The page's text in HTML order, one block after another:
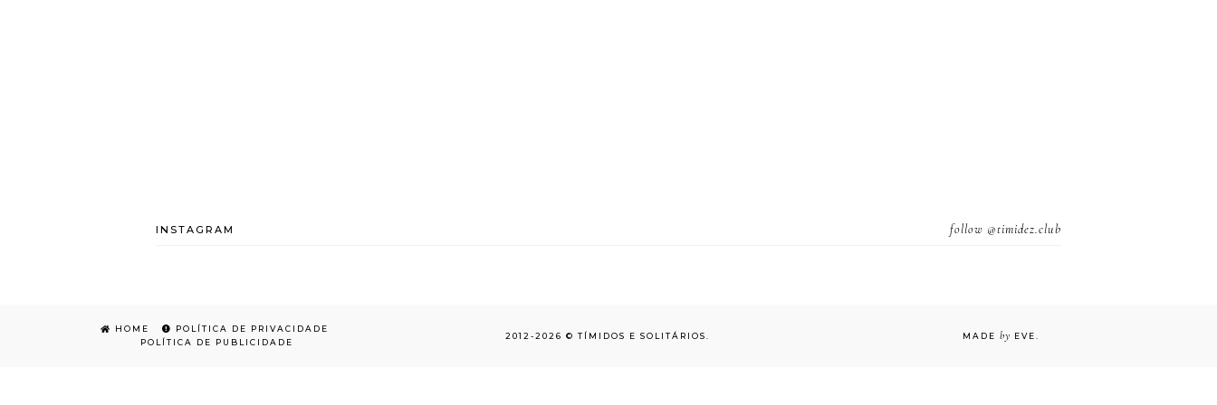
INSTAGRAM follow @timidez.club
HOME
POLÍTICA DE PRIVACIDADE
POLÍTICA DE PUBLICIDADE
2012-2026 © TÍMIDOS E SOLITÁRIOS MADE by EVE